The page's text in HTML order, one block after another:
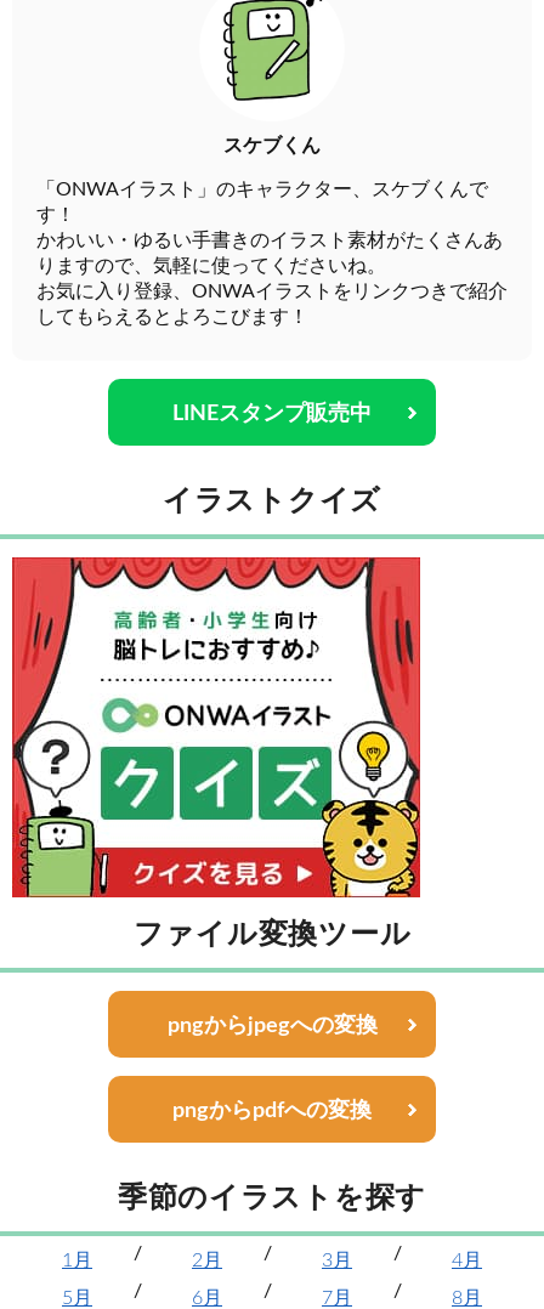
スケブくん
「ONWAイラスト」のキャラクター、スケブくんで
す！
かわいい・ゆるい手書きのイラスト素材がたくさんあ
りますので、気軽に使ってくださいね。
お気に入り登録、ONWAイラストをリンクつきで紹介
してもらえるとよろこびます！
LINEスタンプ販売中
イラストクイズ
ファイル変換ツール
pngからjpegへの変換
pngからpdfへの変換
季節のイラストを探す
1月 2月 3月
4月
5月
6月 7月
8月